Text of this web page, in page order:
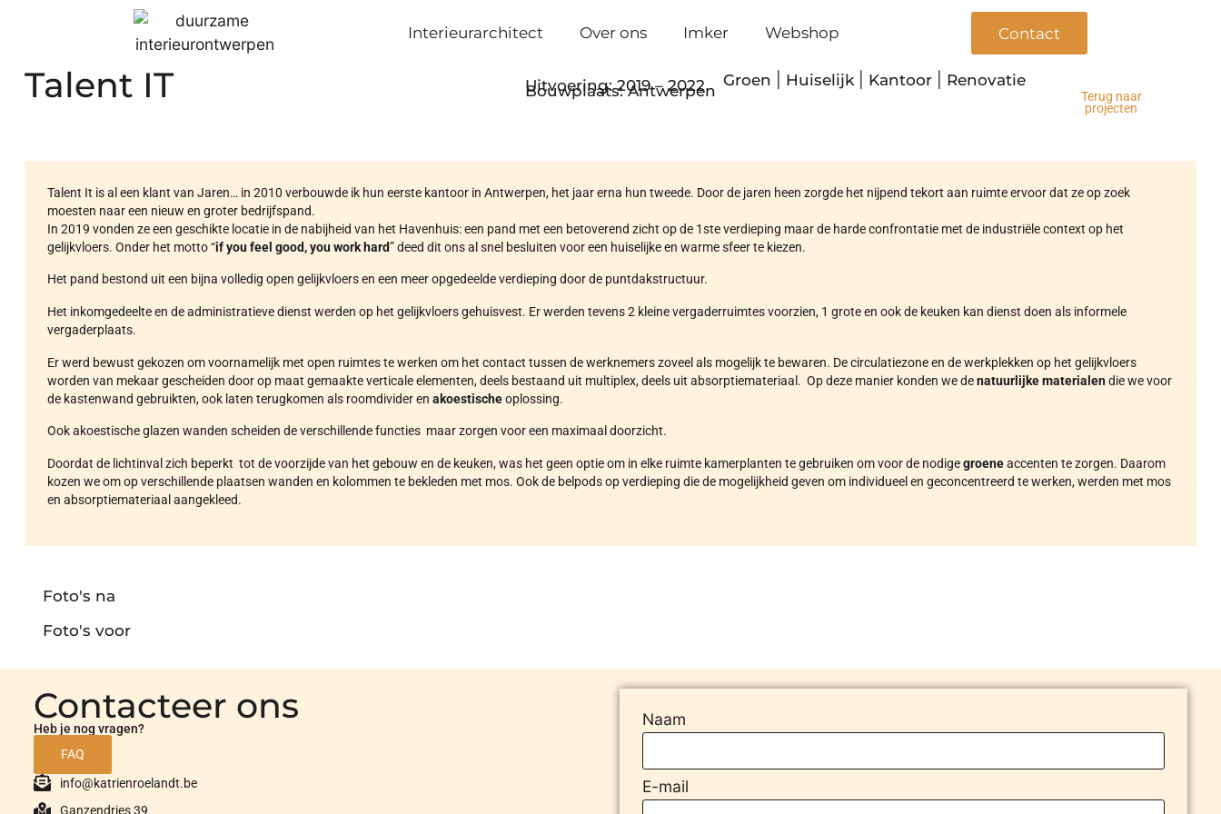
Interieurarchitect Over ons Imker Webshop Contact
Talent IT Groen Huiselijk Kantoor Renovatie
Uitvoering: 2019 – 2022
Bouwplaats: Antwerpen
Terug naar
projecten
Talent It is al een klant van Jaren… in 2010 verbouwde ik hun eerste kantoor in Antwerpen, het jaar erna hun tweede. Door de jaren heen zorgde het nijpend tekort aan ruimte ervoor dat ze op zoek
moesten naar een nieuw en groter bedrijfspand.
In 2019 vonden ze een geschikte locatie in de nabijheid van het Havenhuis: een pand met een betoverend zicht op de 1ste verdieping maar de harde confrontatie met de industriële context op het
gelijkvloers. Onder het motto “if you feel good, you work hard” deed dit ons al snel besluiten voor een huiselijke en warme sfeer te kiezen.
Het pand bestond uit een bijna volledig open gelijkvloers en een meer opgedeelde verdieping door de puntdakstructuur.
Het inkomgedeelte en de administratieve dienst werden op het gelijkvloers gehuisvest. Er werden tevens 2 kleine vergaderruimtes voorzien, 1 grote en ook de keuken kan dienst doen als informele
vergaderplaats.
Er werd bewust gekozen om voornamelijk met open ruimtes te werken om het contact tussen de werknemers zoveel als mogelijk te bewaren. De circulatiezone en de werkplekken op het gelijkvloers
worden van mekaar gescheiden door op maat gemaakte verticale elementen, deels bestaand uit multiplex, deels uit absorptiemateriaal. Op deze manier konden we denatuurlijke materialendie we voor
de kastenwand gebruikten, ook laten terugkomen als roomdivider en akoestischeoplossing.
Ook akoestische glazen wanden scheiden de verschillende functies maar zorgen voor een maximaal doorzicht.
Doordat de lichtinval zich beperkt tot de voorzijde van het gebouw en de keuken, was het geen optie om in elke ruimte kamerplanten te gebruiken om voor de nodigegroeneaccenten te zorgen. Daarom
kozen we om op verschillende plaatsen wanden en kolommen te bekleden met mos. Ook de belpods op verdieping die de mogelijkheid geven om individueel en geconcentreerd te werken, werden met mos
en absorptiemateriaal aangekleed.
Foto's na
Foto's voor
Contacteer ons
Heb je nog vragen?
FAQ
info@katrienroelandt.be
Ganzendries 39
Naam
E-mail